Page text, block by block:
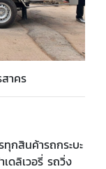
าคร
กสินค้ารถกระบะ
ดลิเวอรี่ รถวิ่ง